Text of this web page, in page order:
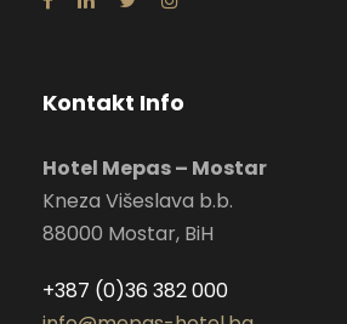
Kontakt Info
Hotel Mepas – Mostar
Kneza Višeslava b.b.
88000 Mostar, BiH
+387 (0)36 382 000